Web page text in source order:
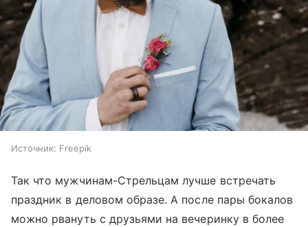
Источник: Freepik
Так что мужчинам-Стрельцам лучше встречать
праздник в деловом образе. А после пары бокалов
можно рвануть с друзьями на вечеринку в более